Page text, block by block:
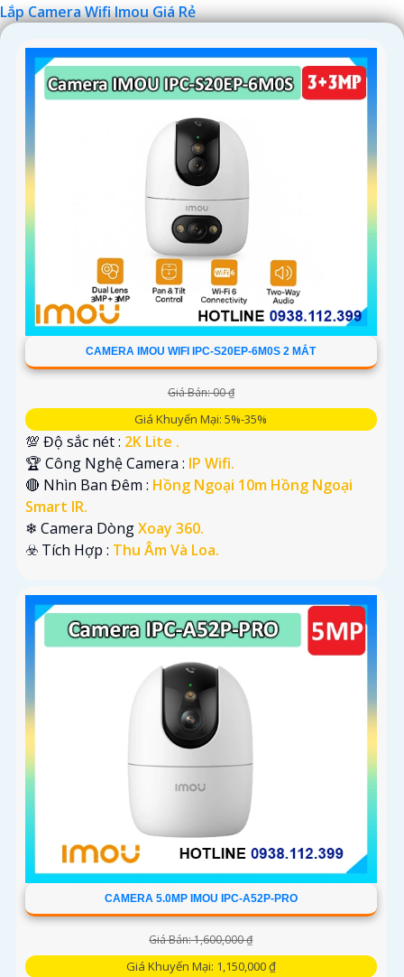
Lắp Camera Wifi Imou Giá Rẻ
CAMERA IMOU WIFI IPC-S20EP-6M0S 2 MẮT
Giá Bán: 00 ₫
Giá Khuyến Mại: 5%-35%
💯 Độ sắc nét : 2K Lite .
🏆 Công Nghệ Camera : IP Wifi.
🔴 Nhìn Ban Đêm : Hồng Ngoại 10m Hồng Ngoại
Smart IR.
❄ Camera DòngXoay 360.
️☣️ Tích Hợp : Thu Âm Và Loa.
CAMERA 5.0MP IMOU IPC-A52P-PRO
Giá Bán: 1,600,000 ₫
Giá Khuyến Mại: 1,150,000 ₫